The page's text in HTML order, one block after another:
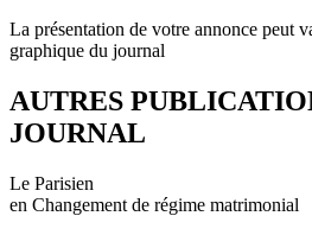
La présentation de votre annonce peut
graphique du journal
AUTRES
JOURNAL
Le Parisien
en Changement de régime matrimonial